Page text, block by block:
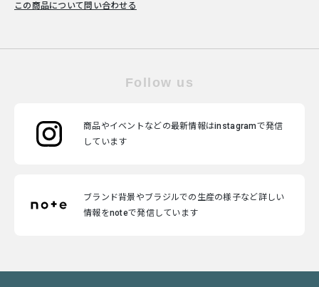
この商品について問い合わせる
Follow us
商品やイベントなどの最新情報はinstagramで発信
しています
ブランド背景やブラジルでの生産の様子など詳しい
情報をnoteで発信しています